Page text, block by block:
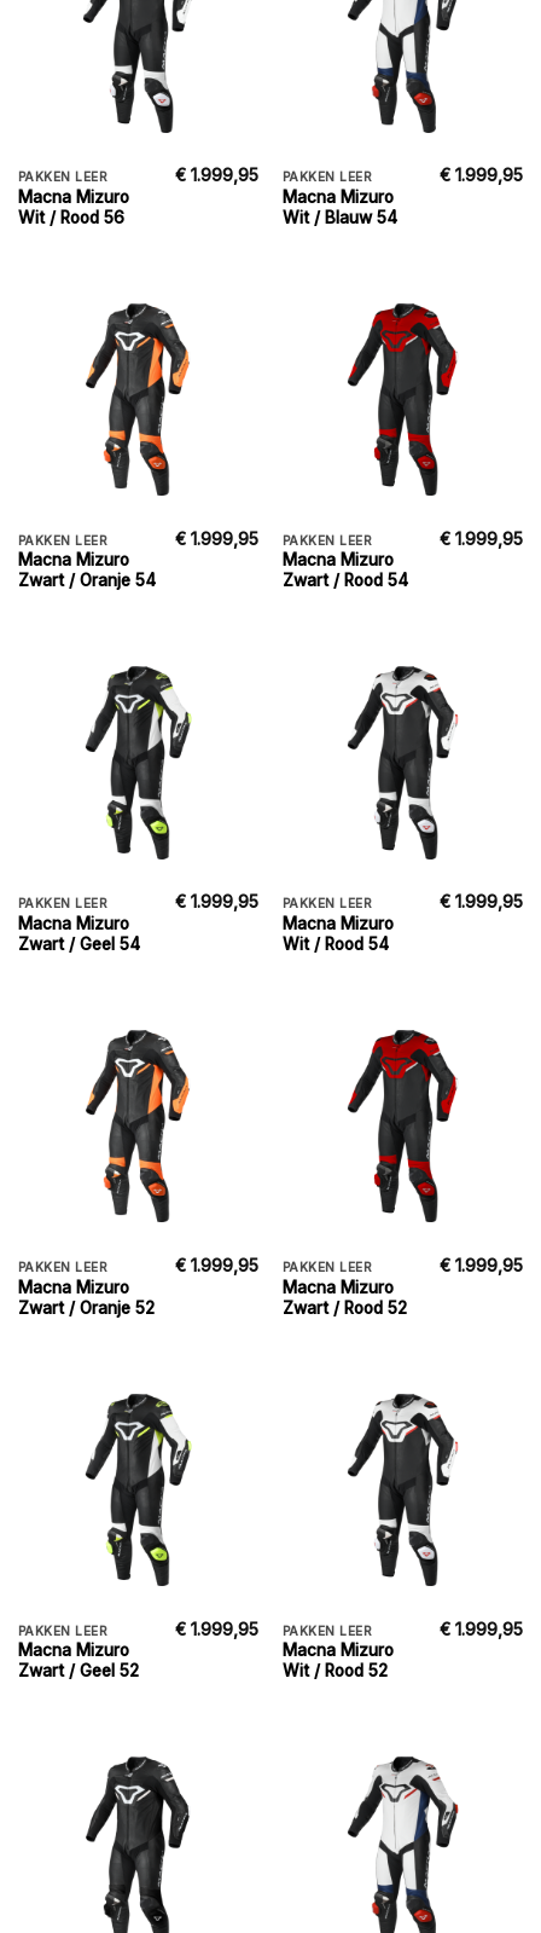
PAKKEN LEER
Macna Mizuro
Wit / Rood 56
€ 1.999,95 PAKKEN LEER
Macna Mizuro
Wit / Blauw 54
€ 1.999,95
PAKKEN LEER
Macna Mizuro
Zwart / Oranje 54
€ 1.999,95 PAKKEN LEER
Macna Mizuro
Zwart / Rood 54
€ 1.999,95
PAKKEN LEER
Macna Mizuro
Zwart / Geel 54
€ 1.999,95 PAKKEN LEER
Macna Mizuro
Wit / Rood 54
€ 1.999,95
PAKKEN LEER
Macna Mizuro
Zwart / Oranje 52
€ 1.999,95 PAKKEN LEER
Macna Mizuro
Zwart / Rood 52
€ 1.999,95
PAKKEN LEER
Macna Mizuro
Zwart / Geel 52
€ 1.999,95 PAKKEN LEER
Macna Mizuro
Wit / Rood 52
€ 1.999,95